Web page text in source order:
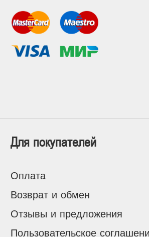
Для покупателей
Оплата
Возврат и обмен
Отзывы и предложения
Пользовательское